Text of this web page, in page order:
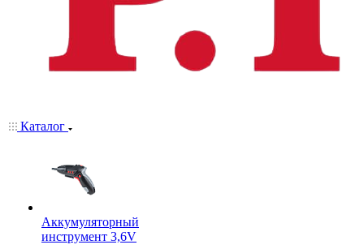
Каталог
Аккумуляторный
инструмент 3,6V